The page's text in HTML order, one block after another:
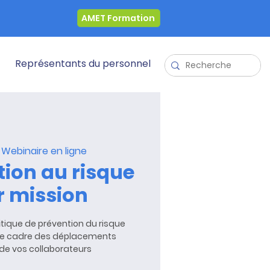
AMET Formation
Représentants du personnel
Webinaire en ligne
au risque
mission
de prévention du risque
cadre des déplacements
vos collaborateurs